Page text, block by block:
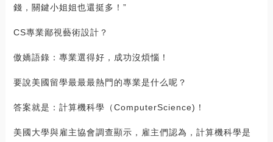
錢，關鍵小姐姐也還挺多！”
CS專業鄙視藝術設計？
傲嬌語錄：專業選得好，成功沒煩惱！
要說美國留學最最最熱門的專業是什么呢？
答案就是：計算機科學（ComputerScience)！
美國大學與雇主協會調查顯示，雇主們認為，計算機科學是